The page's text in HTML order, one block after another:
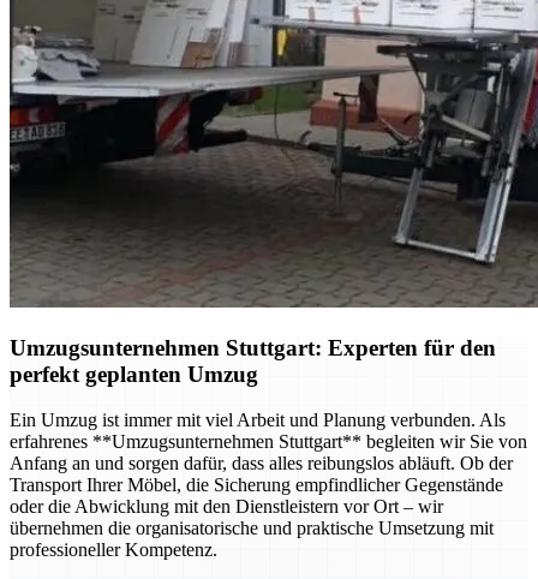
Umzugsunternehmen Stuttgart: Experten für den
perfekt geplanten Umzug
Ein Umzug ist immer mit viel Arbeit und Planung verbunden. Als
erfahrenes **Umzugsunternehmen Stuttgart** begleiten wir Sie von
Anfang an und sorgen dafür, dass alles reibungslos abläuft. Ob der
Transport Ihrer Möbel, die Sicherung empfindlicher Gegenstände
oder die Abwicklung mit den Dienstleistern vor Ort – wir
übernehmen die organisatorische und praktische Umsetzung mit
professioneller Kompetenz.